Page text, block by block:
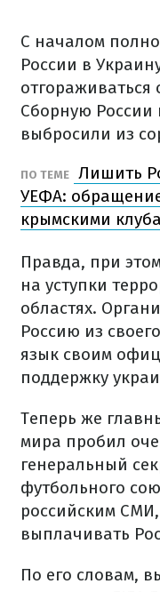
С началом
России в
отгораживаться
Сборную России
выбросили из
ПО ТЕМЕ
Лишить
УЕФА:
крымскими
Правда, при
на уступки
областях.
Россию из
язык своим
поддержку
Теперь же
мира пробил
генеральный
футбольного
российским
выплачивать
По его словам,